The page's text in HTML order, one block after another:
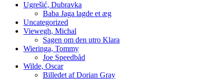
Ugrešić, Dubravka
Baba Jaga lagde et æg
Uncategorized
Viewegh, Michal
Sagen om den utro Klara
Wieringa, Tommy
Joe Speedbåd
Wilde, Oscar
Billedet af Dorian Gray